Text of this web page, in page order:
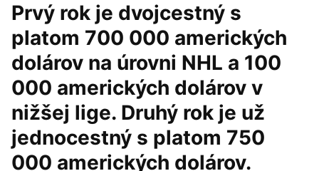
Prvý rok je dvojcestný s
platom 700 000 amerických
dolárov na úrovni NHL a 100
000 amerických dolárov v
nižšej lige. Druhý rok je už
jednocestný s platom 750
000 amerických dolárov.